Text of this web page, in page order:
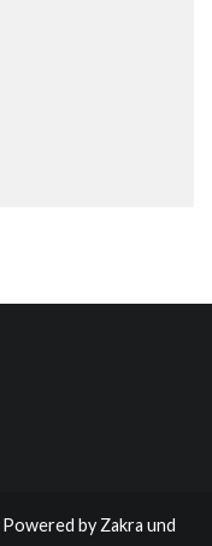
Powered by Zakra und